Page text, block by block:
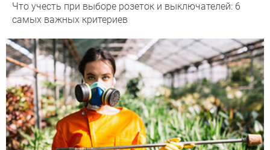
Что учесть при выборе розеток и выключателей: 6
самых важных критериев